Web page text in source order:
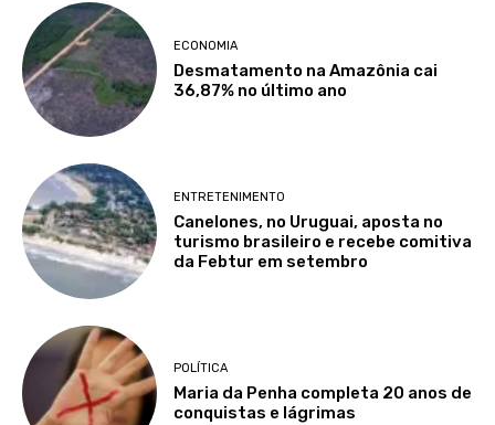
ECONOMIA
Desmatamento na Amazônia cai
36,87% no último ano
ENTRETENIMENTO
Canelones, no Uruguai, aposta no
turismo brasileiro e recebe comitiva
da Febtur em setembro
POLÍTICA
Maria da Penha completa 20 anos de
conquistas e lágrimas